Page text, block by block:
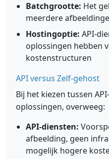
Batchgrootte: Het
meerdere
Hostingoptie: API-
oplossingen hebben
kostenstructuren
API versus Zelf-gehost
Bij het kiezen tussen
oplossingen, overweeg:
API-diensten:
afbeelding, geen
mogelijk hogere